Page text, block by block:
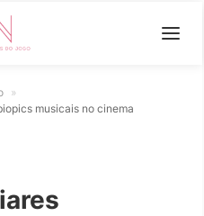
»
musicais no cinema